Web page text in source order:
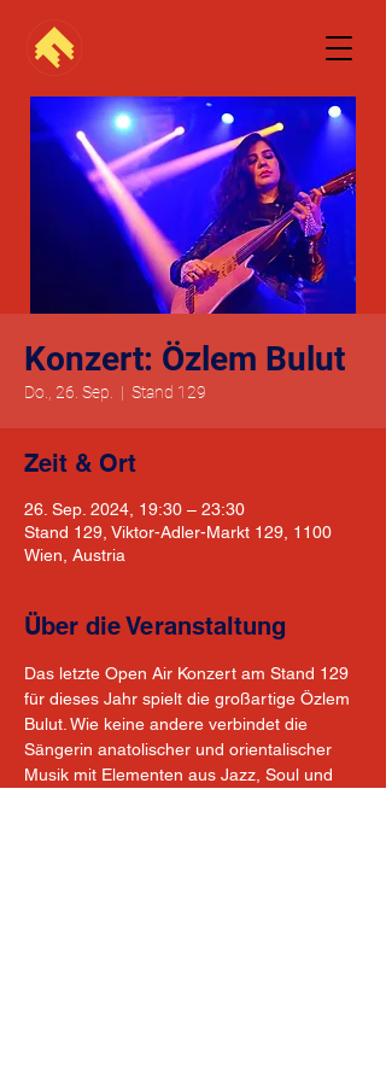
Konzert: Özlem Bulut
Do., 26. Sep.
  |
Stand 129
Zeit & Ort
26. Sep. 2024, 19:30 – 23:30
Stand 129, Viktor-Adler-Markt 129, 1100
Wien, Austria
Über die Veranstaltung
Das letzte Open Air Konzert am Stand 129
für dieses Jahr spielt die großartige Özlem
Bulut. Wie keine andere verbindet die
Sängerin anatolischer und orientalischer
Musik mit Elementen aus Jazz, Soul und